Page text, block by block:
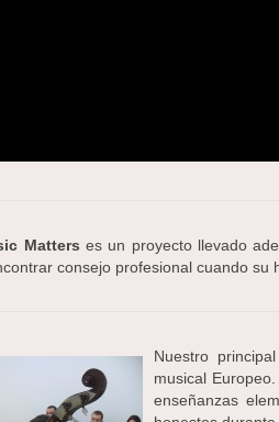
Matters es un proyecto llevado
consejo profesional cuando su
Nuestro
musical Europeo.
enseñanzas